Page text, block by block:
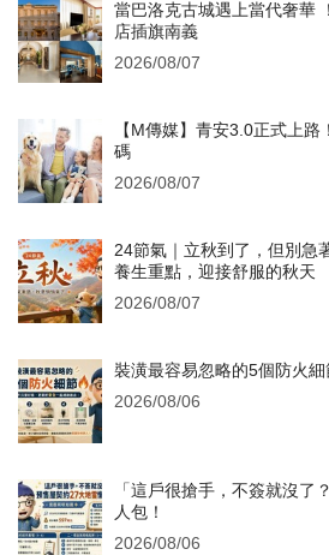
當巴洛克古城遇上當代奢華
店插旗南義
2026/08/07
【M傳媒】青安3.0正式上
碼
2026/08/07
24節氣｜立秋到了，但別急
養生重點，迎接舒服的秋天
2026/08/07
裝潢最容易忽略的5個防火細
2026/08/06
「這戶很搶手，不簽就沒了
人包！
2026/08/06